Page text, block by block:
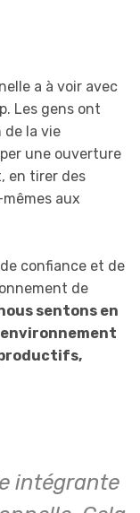
a à voir avec
Les gens ont
de la vie
une ouverture
en tirer des
aux
confiance et de
de
sentons en
productifs,
intégrante